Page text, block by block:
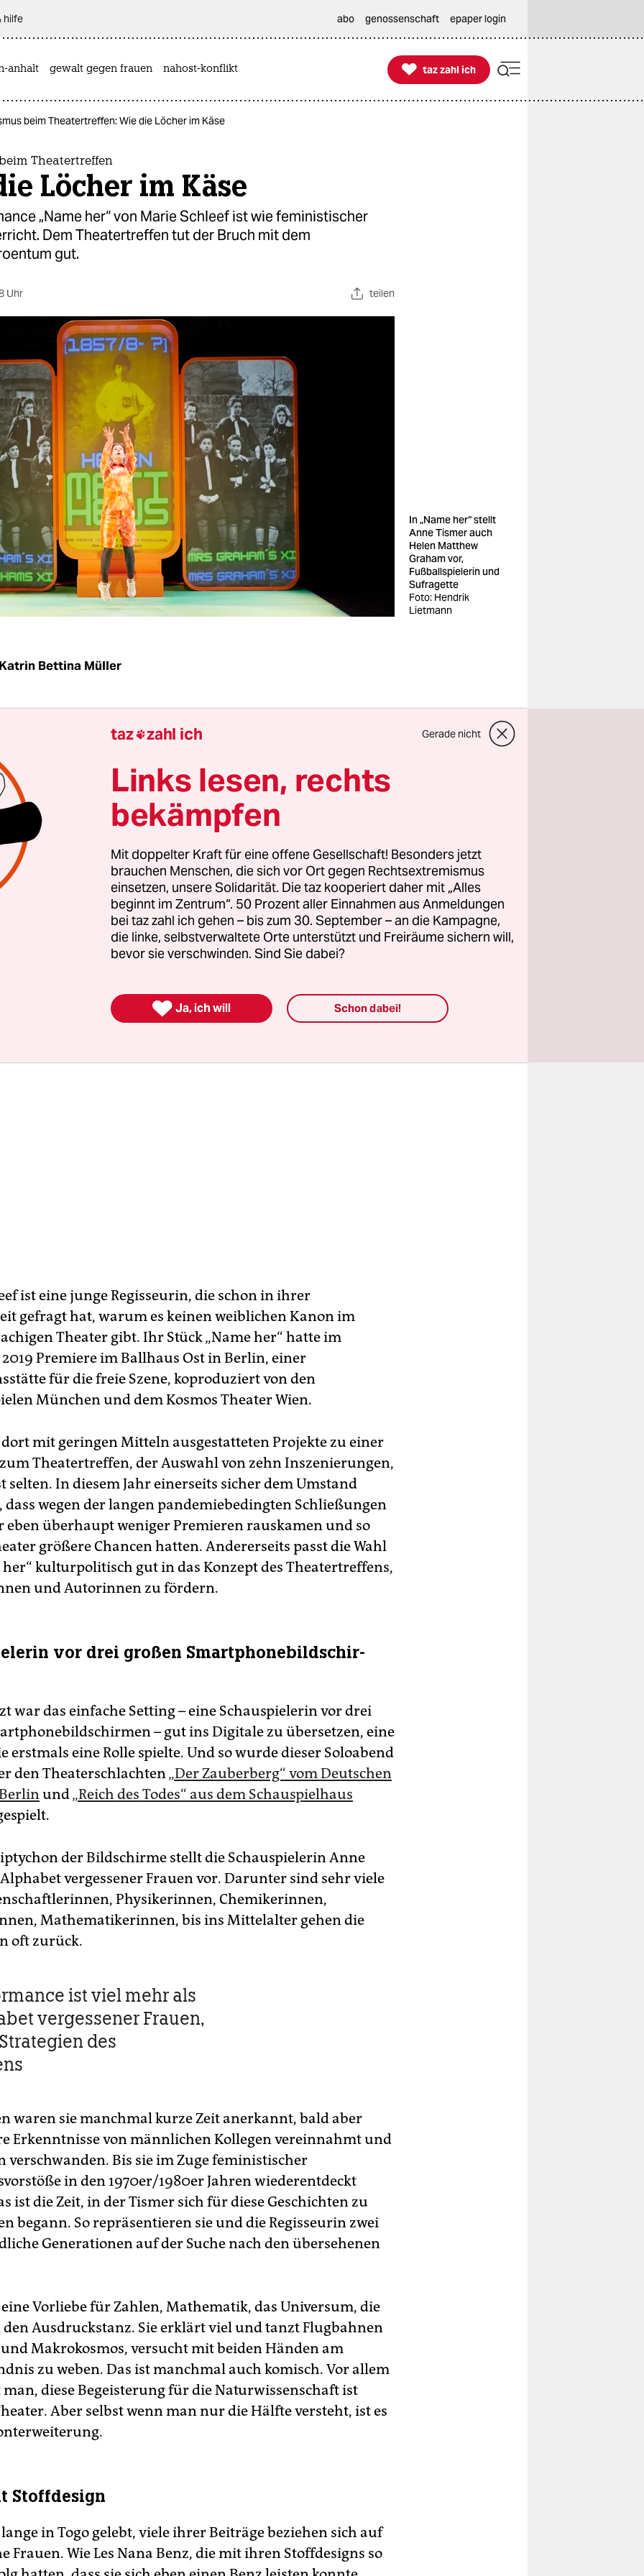
hilfe abo genossenschaft epaper login
anhalt gewalt gegen frauen nahost-konflikt 
taz zahl ich
taz zahl ich
beim Theatertreffen: Wie die Löcher im Käse
Theatertreffen
Löcher im Käse
„Name her“ von Marie Schleef ist wie feministischer
Dem Theatertreffen tut der Bruch mit dem
gut.
Uhr teilen
In „Name her“ stellt
Anne Tismer auch
Helen Matthew
Graham vor,
Fußballspielerin und
Sufragette
Foto: Hendrik
Lietmann
Katrin Bettina Müller
Mutter wollte gern, dass ihre Tochter berühmt
sie schon vor der Geburt, wie sie ihr einen Eintrag
der Rekorde sichern könnte. Sie verfiel auf den Trick
langen Vornamens, der alle Verwandten einschloss
die Geburtsurkunde massiv erweitert werden musste.
der Staat Texas zwar solche langen Namen, da hatten
es aber schon in verschiedene Talkshows geschafft.
Ausschnitt ihres Auftritts bei Oprah Winfrey ist in der
„Name her. Eine Suche nach den Frauen“ von Marie
finden, die damit zum Theatertreffen eingeladen war.
wurde die sechsstündige Performance im Rahmen des
zu Ende ging.
ist eine junge Regisseurin, die schon in ihrer
gefragt hat, warum es keinen weiblichen Kanon im
Thea­ter gibt. Ihr Stück „Name her“ hatte im
Premiere im Ballhaus Ost in Berlin, einer
für die freie Szene, koproduziert von den
München und dem Kosmos Theater Wien.
dort mit geringen Mitteln ausgestatteten Projekte zu einer
Thea­ter­tref­fen, der Auswahl von zehn Inszenierungen,
selten. In diesem Jahr einerseits sicher dem Umstand
dass wegen der langen pandemiebedingten Schließungen
eben überhaupt weniger Premieren rauskamen und so
größere Chancen hatten. Andererseits passt die Wahl
her“ kulturpolitisch gut in das Konzept des Theatertreffens,
und Autorinnen zu fördern.
vor drei großen Smart­phone­bild­schir­
war das einfache Setting – eine Schauspielerin vor drei
– gut ins Digitale zu übersetzen, eine
erstmals eine Rolle spielte. Und so wurde dieser Soloabend
den Theaterschlachten„Der Zauberberg“ vom Deutschen
und„Reich des Todes“ aus dem Schauspielhaus
der Bildschirme stellt die Schauspielerin Anne
vergessener Frauen vor. Darunter sind sehr viele
Physikerinnen, Chemikerinnen,
Mathematikerinnen, bis ins Mittelalter gehen die
oft zurück.
ist viel mehr als
vergessener Frauen,
des
waren sie manchmal kurze Zeit anerkannt, bald aber
Erkenntnisse von männlichen Kollegen vereinnahmt und
verschwanden. Bis sie im Zuge feministischer
in den 1970er/1980er Jahren wiederentdeckt
ist die Zeit, in der Tismer sich für diese Geschichten zu
begann. So repräsentieren sie und die Regisseurin zwei
Generationen auf der Suche nach den übersehenen
Vorliebe für Zahlen, Mathematik, das Universum, die
Ausdruckstanz. Sie erklärt viel und tanzt Flugbahnen
Makrokosmos, versucht mit beiden Händen am
zu weben. Das ist manchmal auch komisch. Vor allem
diese Begeisterung für die Naturwissenschaft ist
Aber selbst wenn man nur die Hälfte versteht, ist es
Stoffdesign
in Togo gelebt, viele ihrer Beiträge beziehen sich auf
Frauen. Wie Les Nana Benz, die mit ihren Stoffdesigns so
taz zahl ich Gerade nicht
Links lesen, rechts
bekämpfen
Mit doppelter Kraft für eine offene Gesellschaft! Besonders jetzt
brauchen Menschen, die sich vor Ort gegen Rechtsextremismus
einsetzen, unsere Solidarität. Die taz kooperiert daher mit „Alles
beginnt im Zentrum“. 50 Prozent aller Einnahmen aus Anmeldungen
bei taz zahl ich gehen – bis zum 30. September – an die Kampagne,
die linke, selbstverwaltete Orte unterstützt und Freiräume sichern will,
bevor sie verschwinden. Sind Sie dabei?
 Ja, ich will Schon dabei!